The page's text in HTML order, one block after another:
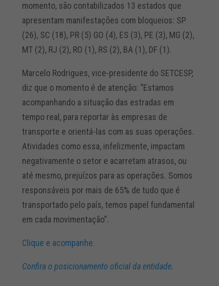
momento, são contabilizados 13 estados que
apresentam manifestações com bloqueios: SP
(26), SC (18), PR (5) GO (4), ES (3), PE (3), MG (2),
MT (2), RJ (2), RO (1), RS (2), BA (1), DF (1).
Marcelo Rodrigues, vice-presidente do SETCESP,
diz que o momento é de atenção: “Estamos
acompanhando a situação das estradas em
tempo real, para reportar às empresas de
transporte e orientá-las com as suas operações.
Atividades como essa, infelizmente, impactam
negativamente o setor e acarretam atrasos, ou
até mesmo, prejuízos para as operações. Somos
responsáveis por mais de 65% de tudo que é
transportado pelo país, temos papel fundamental
em cada movimentação”.
Clique e acompanhe.
Confira o posicionamento oficial da entidade.